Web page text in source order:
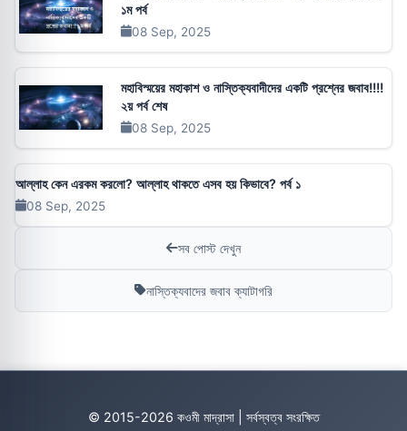
১ম পর্ব
08 Sep, 2025
মহাবিস্ময়ের মহাকাশ ও নাস্তিক্যবাদীদের একটি প্রশ্নের জবাব!!!!
২য় পর্ব শেষ
08 Sep, 2025
আল্লাহ কেন এরকম করলো? আল্লাহ থাকতে এসব হয় কিভাবে? পর্ব ১
08 Sep, 2025
সব পোস্ট দেখুন
নাস্তিক্যবাদের জবাব ক্যাটাগরি
© 2015-2026 কওমী মাদ্রাসা | সর্বস্বত্ব সংরক্ষিত